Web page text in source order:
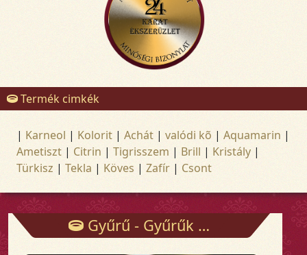
Termék cimkék
| Karneol | Kolorit | Achát | valódi kõ | Aquamarin |
Ametiszt | Citrin | Tigrisszem | Brill | Kristály |
Türkisz | Tekla | Köves | Zafír | Csont
Gyűrű - Gyűrűk - Arany és ezüst ékszerek